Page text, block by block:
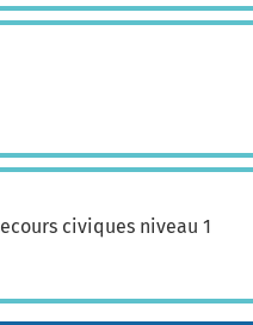
civiques niveau 1